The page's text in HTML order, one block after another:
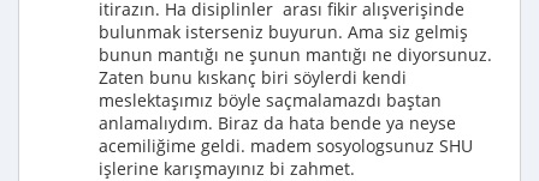
itirazın. Ha disiplinler arası fikir alışverişinde
bulunmak isterseniz buyurun. Ama siz gelmiş
bunun mantığı ne şunun mantığı ne diyorsunuz.
Zaten bunu kıskanç biri söylerdi kendi
meslektaşımız böyle saçmalamazdı baştan
anlamalıydım. Biraz da hata bende ya neyse
acemiliğime geldi. madem sosyologsunuz SHU
işlerine karışmayınız bi zahmet.